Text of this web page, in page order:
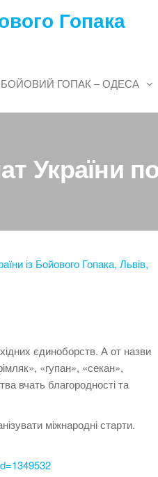
Гопака
БОЙОВИЙ ГОПАК – ОДЕСА
України
єдиноборств. А от назви
«гупан», «секан»,
вчать благородності та
міжнародні старти.